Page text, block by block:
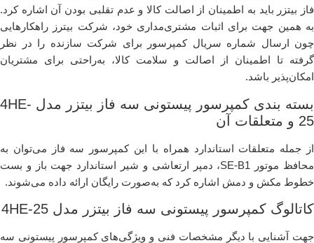
فاز بیتزر باید به اطمینان از اصالت کالا و عدم تقلبی بودن آن اشاره کرد.
به همین جهت برای اثبات مشتری‌مداری خود، شرکت بیترز راهکارهایی
چون ارسال شماره سریال کمپرسور برای شرکت سازنده را در نظر
گرفته تا اطمینان از اصالت و سلامت کالا، به‌راحتی برای مشتریان
امکان‌پذیر باشد.
بسته ‌بندی کمپرسور پیستونی سه فاز بیتزر مدل 4HE-
25 و متعلقات آن
از جمله متعلقات استاندارد همراه با این کمپرسور سه فاز می‌توان به
محافظ موتور SE-B1، دمپر ارتعاشی و شیر استاندارد جهت باز و بست
خطوط مکش و دمش اشاره کرد که به‌صورت رایگان ارائه داده می‌شوند.
کاتالوگ کمپرسور پیستونی سه فاز بیتزر مدل 4HE-25
جهت آشنایی با دیگر مشخصات فنی و ویژگی‌های کمپرسور پیستونی سه